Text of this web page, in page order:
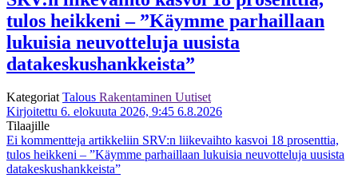
tulos heikkeni – ”Käymme parhaillaan
lukuisia neuvotteluja uusista
datakeskushankkeista”
KategoriatTalous Rakentaminen Uutiset
Kirjoitettu 6. elokuuta 2026, 9:45 6.8.2026
Tilaajille
Ei kommentteja artikkeliin SRV:n liikevaihto kasvoi 18 prosenttia,
tulos heikkeni – ”Käymme parhaillaan lukuisia neuvotteluja uusista
datakeskushankkeista”